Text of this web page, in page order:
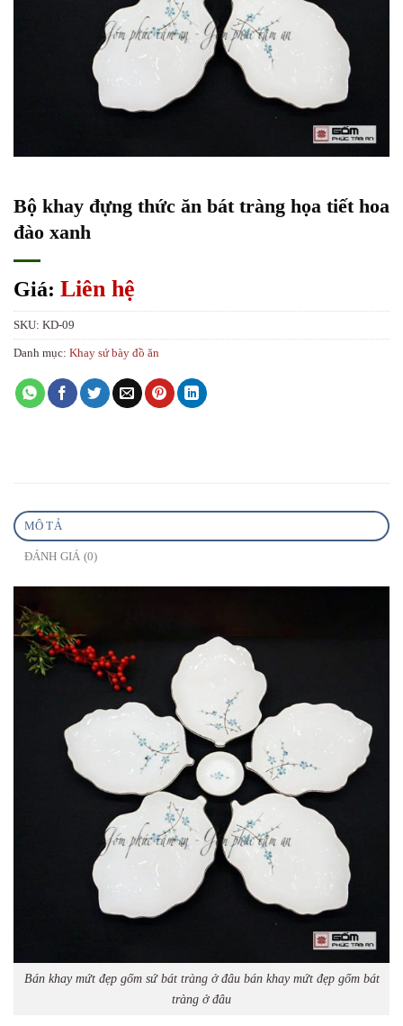
Bộ khay đựng thức ăn bát tràng họa tiết hoa
đào xanh
Giá: Liên hệ
SKU: KD-09
Danh mục: Khay sứ bày đồ ăn
MÔ TẢ
ĐÁNH GIÁ (0)
Bán khay mứt đẹp gốm sứ bát tràng ở đâu bán khay mứt đẹp gốm bát
tràng ở đâu